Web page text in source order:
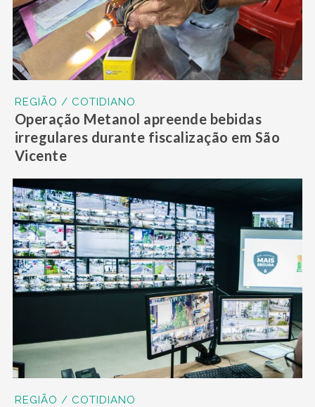
REGIÃO / COTIDIANO
Operação Metanol apreende bebidas
irregulares durante fiscalização em São
Vicente
REGIÃO / COTIDIANO